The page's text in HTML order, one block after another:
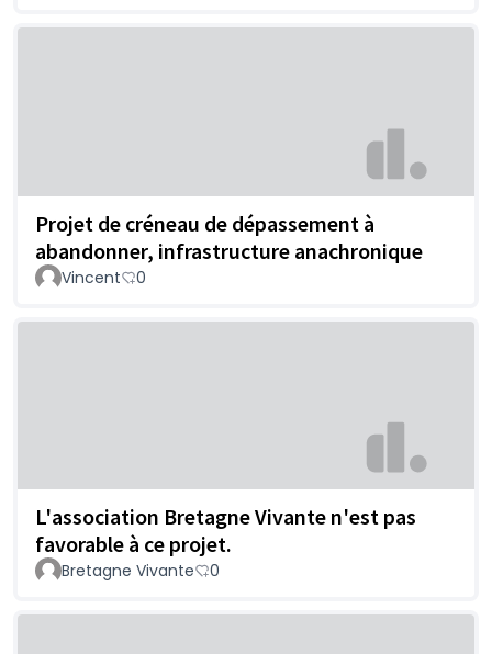
Projet de créneau de dépassement à
abandonner, infrastructure anachronique
Vincent 0
L'association Bretagne Vivante n'est pas
favorable à ce projet.
Bretagne Vivante 0